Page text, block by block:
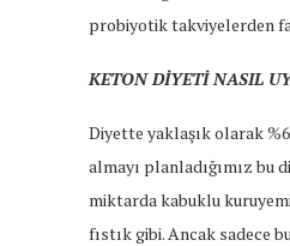
probiyotik takviyelerden
KETON DİYETİ NASIL
Diyette yaklaşık olarak
almayı planladığımız bu
miktarda kabuklu
fıstık gibi. Ancak sadece